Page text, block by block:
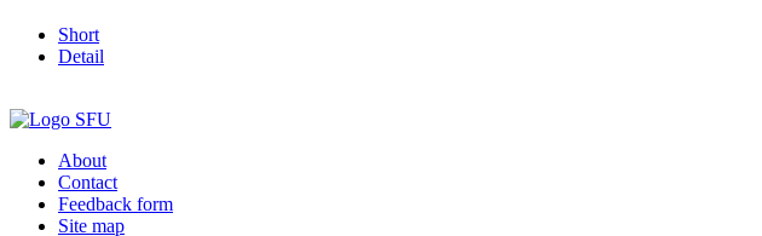
Short
Detail
About
Contact
Feedback form
Site map